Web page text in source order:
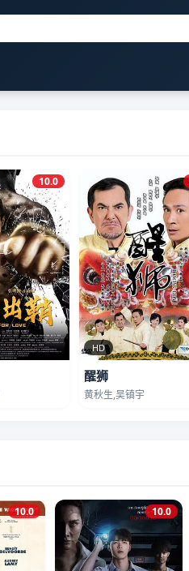
10.0
HD
醒狮
黄秋生,吴镇宇
10.0 10.0